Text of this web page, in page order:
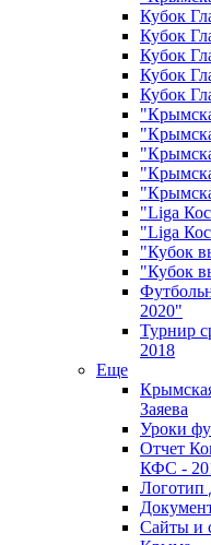
Кубок
Кубок
Кубок
Кубок
Кубок
"Liga
"Liga
"Кубок
"Кубок
2020"
Турнир
2018
Еще
Заяева
Уроки
Отчет
КФС -
Сайты и